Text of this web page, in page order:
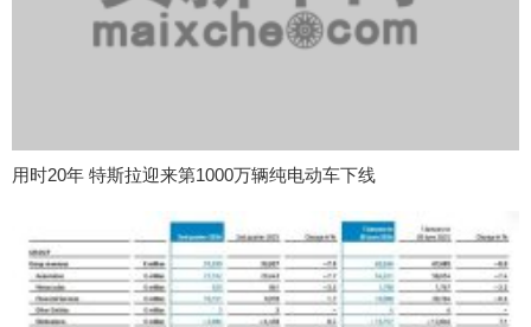
用时20年 特斯拉迎来第1000万辆纯电动车下线